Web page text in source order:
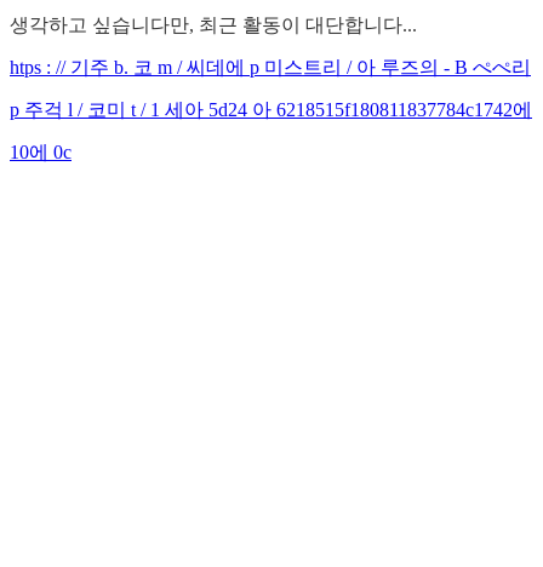
생각하고 싶습니다만, 최근 활동이 대단합니다...
htps : // 기주 b. 코 m / 씨데에 p 미스트리 / 아 루즈의 - B ぺぺ리
p 주걱 l / 코미 t / 1 세아 5d24 아 6218515f180811837784c1742에
10에 0c